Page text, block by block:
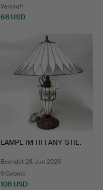
Verkauft
68 USD
LAMPE IM TIFFANY-STIL.
Beendet 29. Jun 2026
9 Gebote
108 USD